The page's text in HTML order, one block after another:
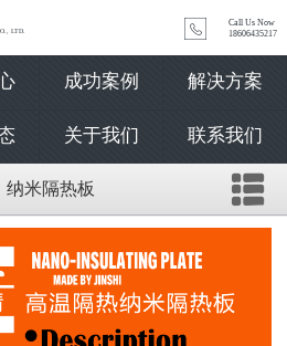
LTD.
Call Us Now
18606435217
成功案例 解决方案
关于我们 联系我们
纳米隔热板